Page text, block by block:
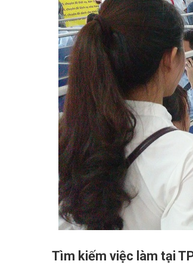
Tìm kiếm việc làm tại